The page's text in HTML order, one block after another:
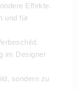
Effekte.
und für
im Designer
sondern zu